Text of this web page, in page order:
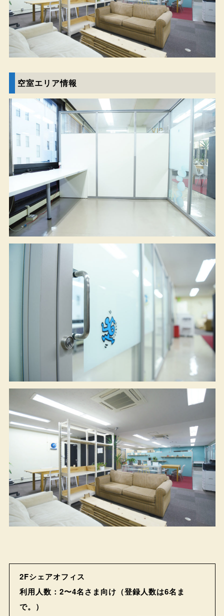
空室エリア情報
2Fシェアオフィス
利用人数：2〜4名さま向け（登録人数は6名ま
で。）